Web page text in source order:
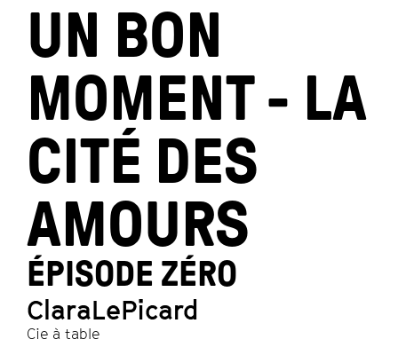
UN BON
MOMENT - LA
CITÉ DES
AMOURS
ÉPISODE ZÉRO
ClaraLePicard
Cie à table